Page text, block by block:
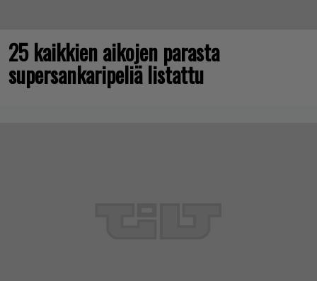
25 kaikkien aikojen parasta
supersankaripeliä listattu